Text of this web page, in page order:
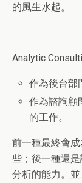
的風生水起。
Analytic
作為後台部
作為諮詢顧
的工作。
前一種最終會
些；後一種還
分析的能力。